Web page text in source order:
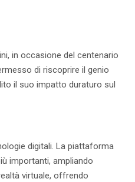
in occasione del centenario
di riscoprire il genio
il suo impatto duraturo sul
digitali. La piattaforma
importanti, ampliando
virtuale, offrendo